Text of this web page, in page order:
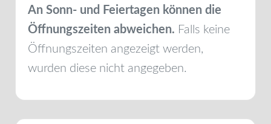
An Sonn- und Feiertagen können die
Öffnungszeiten abweichen. Falls keine
Öffnungszeiten angezeigt werden,
wurden diese nicht angegeben.